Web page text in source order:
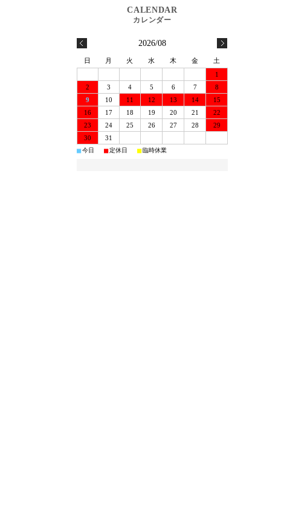
2026/08
日 月 火 水 木 金
土
1
2
3 4 5 6 7
8
9
10 11 12 13 14
15
16
17 18 19 20 21
22
23
24 25 26 27 28
29
30
31
■今日 ■定休日 ■臨時休業